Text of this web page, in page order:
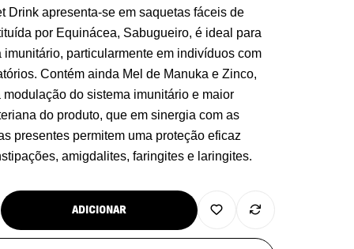
Drink apresenta-se em saquetas fáceis de
por Equinácea, Sabugueiro, é ideal para
imunitário, particularmente em indivíduos com
Contém ainda Mel de Manuka e Zinco,
do sistema imunitário e maior
do produto, que em sinergia com as
presentes permitem uma proteção eficaz
amigdalites, faringites e laringites.
ADICIONAR
,